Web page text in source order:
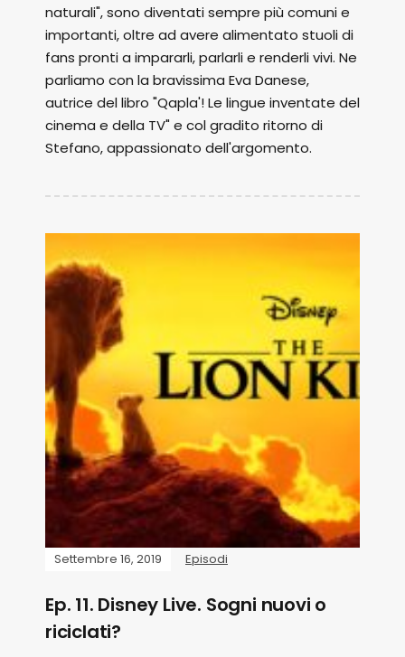
naturali", sono diventati sempre più comuni e
importanti, oltre ad avere alimentato stuoli di
fans pronti a impararli, parlarli e renderli vivi. Ne
parliamo con la bravissima Eva Danese,
autrice del libro "Qapla'! Le lingue inventate del
cinema e della TV" e col gradito ritorno di
Stefano, appassionato dell'argomento.
Settembre 16, 2019 Episodi
Ep. 11. Disney Live. Sogni nuovi o
riciclati?